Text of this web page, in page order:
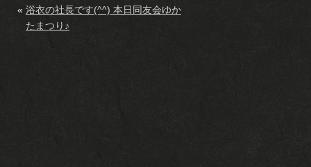
« 浴衣の社長です(^^) 本日同友会ゆか
たまつり♪